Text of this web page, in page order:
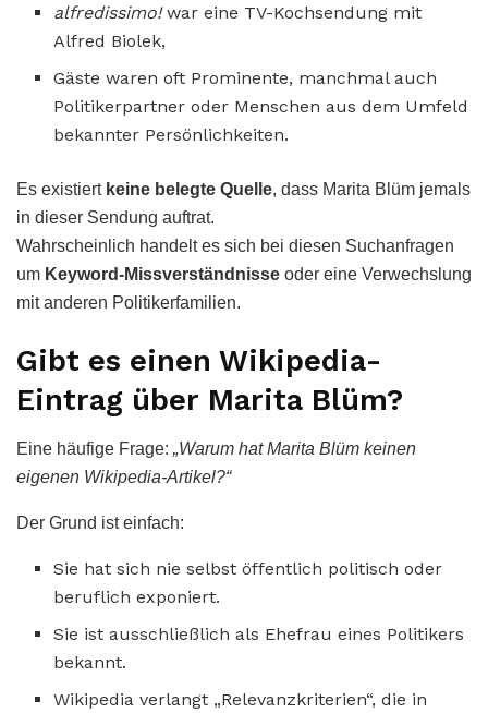
alfredissimo!war eine TV-Kochsendung mit
Alfred Biolek,
Gäste waren oft Prominente, manchmal auch
Politikerpartner oder Menschen aus dem Umfeld
bekannter Persönlichkeiten.
Es existiert keine belegte Quelle, dass Marita Blüm jemals
in dieser Sendung auftrat.
Wahrscheinlich handelt es sich bei diesen Suchanfragen
um Keyword-Missverständnisse oder eine Verwechslung
mit anderen Politikerfamilien.
Gibt es einen Wikipedia-
Eintrag über Marita Blüm?
Eine häufige Frage: „Warum hat Marita Blüm keinen
eigenen Wikipedia-Artikel?“
Der Grund ist einfach:
Sie hat sich nie selbst öffentlich politisch oder
beruflich exponiert.
Sie ist ausschließlich als Ehefrau eines Politikers
bekannt.
Wikipedia verlangt „Relevanzkriterien“, die in